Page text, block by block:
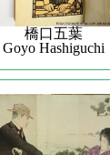
橋口五葉
Goyo Hashiguchi